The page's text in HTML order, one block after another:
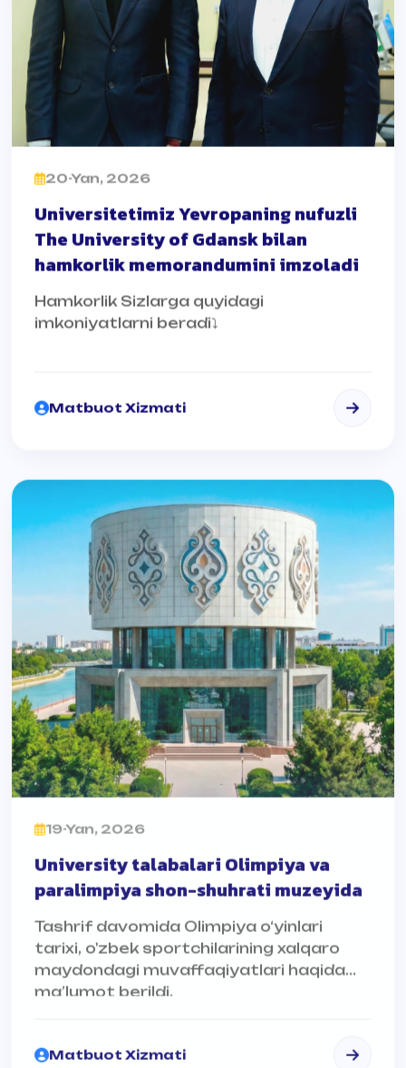
20-Yan, 2026
Universitetimiz Yevropaning nufuzli
The University of Gdansk bilan
hamkorlik memorandumini imzoladi
Hamkorlik Sizlarga quyidagi
imkoniyatlarni beradi⤵️
Matbuot Xizmati
University talabalari Olimpiya va
paralimpiya shon-shuhrati muzeyida
tarixi, o'zbek sportchilarining xalqaro
maydondagi muvaffaqiyatlari haqida
ma’lumot berildi.